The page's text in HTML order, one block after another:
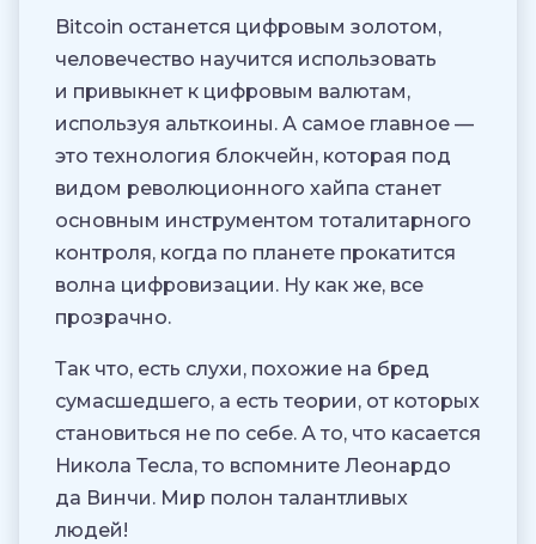
Bitcoin останется цифровым золотом,
человечество научится использовать
и привыкнет к цифровым валютам,
используя альткоины. А самое главное —
это технология блокчейн, которая под
видом революционного хайпа станет
основным инструментом тоталитарного
контроля, когда по планете прокатится
волна цифровизации. Ну как же, все
прозрачно.
Так что, есть слухи, похожие на бред
сумасшедшего, а есть теории, от которых
становиться не по себе. А то, что касается
Никола Тесла, то вспомните Леонардо
да Винчи. Мир полон талантливых
людей!